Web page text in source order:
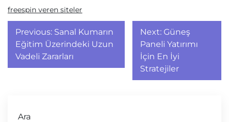
freespin veren siteler
Yazı
gezinmesi
Previous: Sanal Kumarın
Eğitim Üzerindeki Uzun
Vadeli Zararları
Next: Güneş
Paneli Yatırımı
İçin En İyi
Stratejiler
Ara